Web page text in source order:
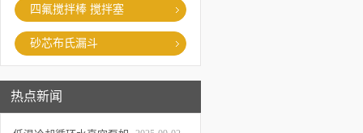
四氟搅拌棒 搅拌塞
砂芯布氏漏斗
热点新闻